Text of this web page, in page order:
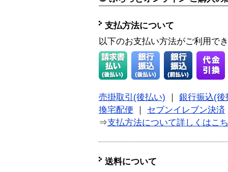
支払方法について
以下のお支払い方法がご利用で
売掛取引(後払い)
銀行振込(後
換宅配便
セブンイレブン決済
⇒支払方法について詳しくはこ
送料について